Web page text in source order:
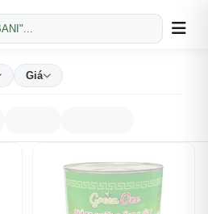
Giá